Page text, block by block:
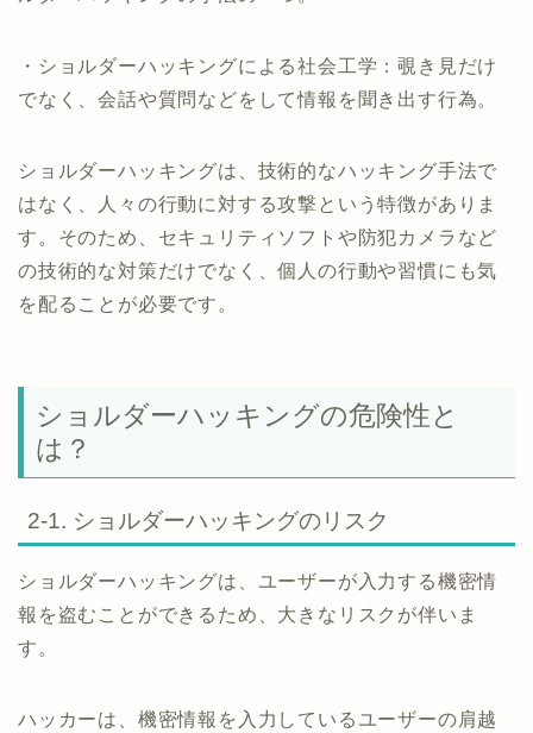
・ショルダーハッキングによる社会工学：覗き見だけ
でなく、会話や質問などをして情報を聞き出す行為。
ショルダーハッキングは、技術的なハッキング手法で
はなく、人々の行動に対する攻撃という特徴がありま
す。そのため、セキュリティソフトや防犯カメラなど
の技術的な対策だけでなく、個人の行動や習慣にも気
を配ることが必要です。
ショルダーハッキングの危険性と
は？
2-1. ショルダーハッキングのリスク
ショルダーハッキングは、ユーザーが入力する機密情
報を盗むことができるため、大きなリスクが伴いま
す。
ハッカーは、機密情報を入力しているユーザーの肩越